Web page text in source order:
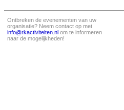
Ontbreken de evenementen van uw
organisatie? Neem contact op met
info@rkactiviteiten.nl om te informeren
naar de mogelijkheden!